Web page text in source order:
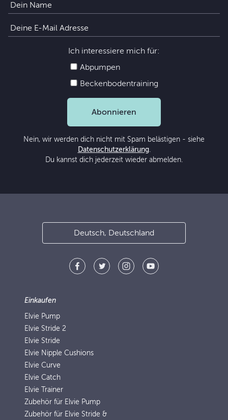
Ich interessiere mich für:
Abpumpen
Beckenbodentraining
Abonnieren
Nein, wir werden dich nicht mit Spam belästigen - siehe
Datenschutzerklärung.
Du kannst dich jederzeit wieder abmelden.
Deutsch, Deutschland
Einkaufen
Elvie Pump
Elvie Stride 2
Elvie Stride
Elvie Nipple Cushions
Elvie Curve
Elvie Catch
Elvie Trainer
Zubehör für Elvie Pump
Zubehör für Elvie Stride &